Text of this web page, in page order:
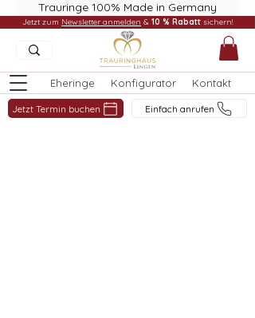
Trauringe 100% Made in Germany
Eheringe Konfigurator Kontakt
Jetzt Termin buchen Einfach anrufen
Jetzt zum Newsletter anmelden & 10 % Rabatt sichern!